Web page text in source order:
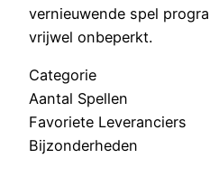
vernieuwende spel
vrijwel onbeperkt.
Categorie
Aantal Spellen
Favoriete Leveranciers
Bijzonderheden